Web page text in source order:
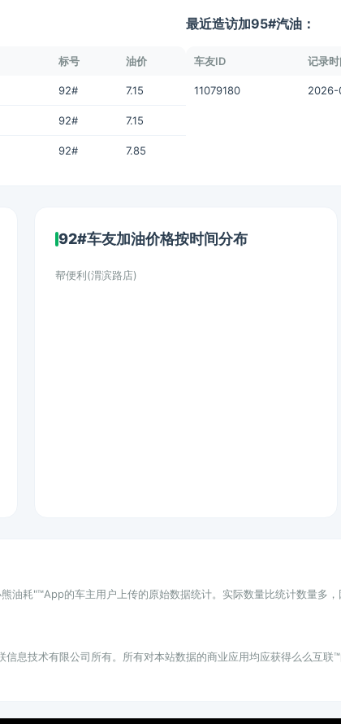
标号 油价
92# 7.15
92# 7.15
92# 7.85
最近造访加95#汽油：
车友ID 记录
11079180 2026-
92#车友加油价格按时间分布
帮便利(渭滨路店)
油耗"™App的车主用户上传的原始数据统计。实际数量比统计数量多，
息技术有限公司所有。所有对本站数据的商业应用均应获得么么互